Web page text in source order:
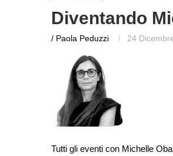
Diventando
/ Paola Peduzzi 24
Tutti gli eventi con Michelle